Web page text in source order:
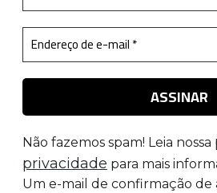
Não fazemos spam! Leia nossa
privacidade para mais
Um e-mail de confirmação de